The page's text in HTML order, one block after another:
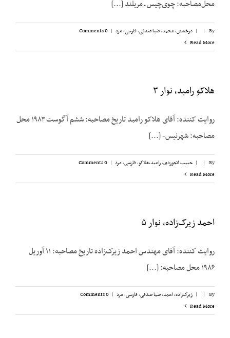
محل‌مصاحبه: چوی‌چیس ـ مریلند [...]
By
|
| درخشش،‌ محمد,ضیا صدقی,فارسی,مرد |
0 Comments
Read More
هلاکو رامبد، نوار ۳
روایت کننده: آقای هلاکو رامبد تاریخ مصاحبه: ششم آگوست ۱۹۸۳ محل
مصاحبه: شهرنیس- [...]
By
|
| حبیب لاجوردی,رامبد،‌هلاکو,فارسی,مرد |
0 Comments
Read More
احمد زیرک‌زاده، نوار ۵
روایت کننده: آقای مهندس احمد زیرک‌زاده تاریخ مصاحبه: ۱۱ آوریل
۱۹۸۶ محل مصاحبه: [...]
By
|
| زیرک‌زاده، احمد,ضیا صدقی,فارسی,مرد |
0 Comments
Read More